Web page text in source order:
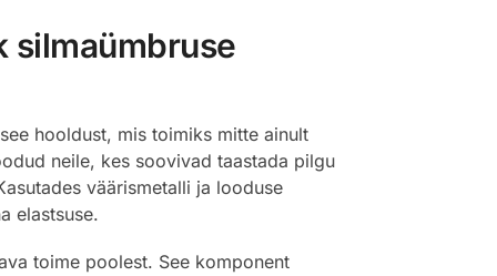
silmaümbruse
hooldust, mis toimiks mitte ainult
neile, kes soovivad taastada pilgu
väärismetalli ja looduse
elastsuse.
toime poolest. See komponent